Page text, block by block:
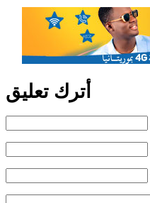
أترك تعليق